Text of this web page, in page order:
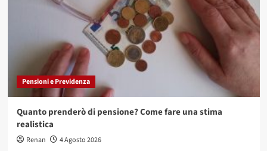
Pensioni e Previdenza
Quanto prenderò di pensione? Come fare una stima
realistica
Renan 4 Agosto 2026